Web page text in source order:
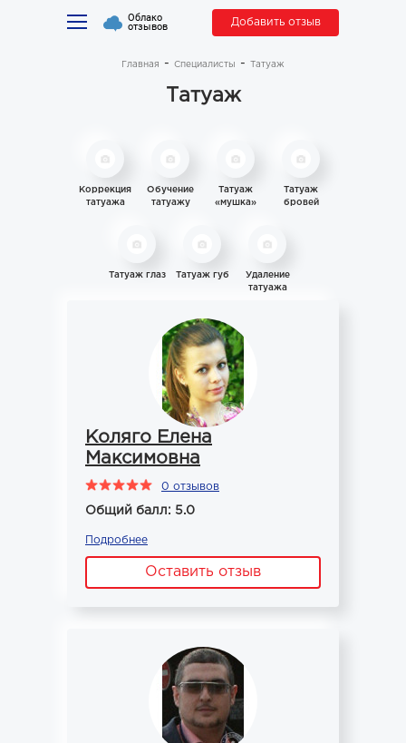
Облако
отзывов Добавить отзыв
Главная Специалисты Татуаж
Татуаж
Коррекция
татуажа
Обучение
татуажу
Татуаж
«мушка»
Татуаж
бровей
Татуаж глаз Татуаж губ
Удаление
татуажа
Коляго Елена
Максимовна
0 отзывов
Общий балл: 5.0
Подробнее
Оставить отзыв